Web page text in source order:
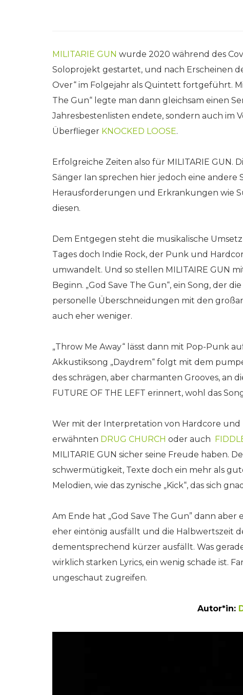
MILITARIE GUN wurde 2020 während des
Soloprojekt gestartet, und nach Erscheinen
Over“ im Folgejahr als Quintett fortgeführt.
The Gun“ legte man dann gleichsam einen
Jahresbestenlisten endete, sondern auch im
Überflieger KNOCKED LOOSE.
Erfolgreiche Zeiten also für MILITARIE GUN.
Sänger Ian sprechen hier jedoch eine andere
Herausforderungen und Erkrankungen wie
diesen.
Dem Entgegen steht die musikalische
Tages doch Indie Rock, der Punk und
umwandelt. Und so stellen MILITAIRE GUN
Beginn. „God Save The Gun“, ein Song, der
personelle Überschneidungen mit den
auch eher weniger.
„Throw Me Away“ lässt dann mit Pop-Punk
Akkustiksong „Daydrem“ folgt mit dem
des schrägen, aber charmanten Grooves, an
FUTURE OF THE LEFT erinnert, wohl das
Wer mit der Interpretation von Hardcore und
erwähnten DRUG CHURCH oder auch
MILITARIE GUN sicher seine Freude haben.
schwermütigkeit, Texte doch ein mehr als
Melodien, wie das zynische „Kick“, das sich
Am Ende hat „God Save The Gun” dann
eher eintönig ausfällt und die Halbwertszeit
dementsprechend kürzer ausfällt. Was
wirklich starken Lyrics, ein wenig schade ist.
ungeschaut zugreifen.
Autor*in: